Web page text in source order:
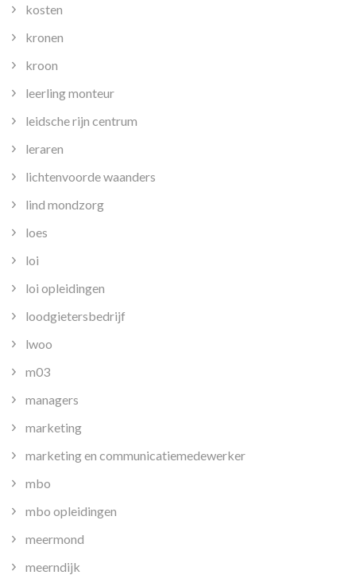
kosten
kronen
kroon
leerling monteur
leidsche rijn centrum
leraren
lichtenvoorde waanders
lind mondzorg
loes
loi
loi opleidingen
loodgietersbedrijf
lwoo
m03
managers
marketing
marketing en communicatiemedewerker
mbo
mbo opleidingen
meermond
meerndijk